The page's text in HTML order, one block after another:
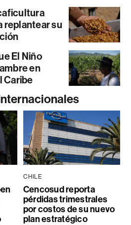
replantear su
El Niño
en
Caribe
CHILE
Cencosud reporta
pérdidas trimestrales
por costos de su nuevo
plan estratégico